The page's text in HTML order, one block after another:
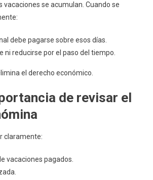
vacaciones se acumulan. Cuando se
debe pagarse sobre esos días.
ni reducirse por el paso del tiempo.
el derecho económico.
de revisar el
claramente:
vacaciones pagados.